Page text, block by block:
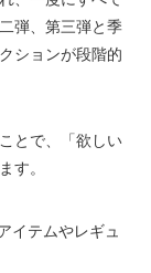
弾、第三弾と季
ションが段階的
とで、「欲しい
す。
イテムやレギュ